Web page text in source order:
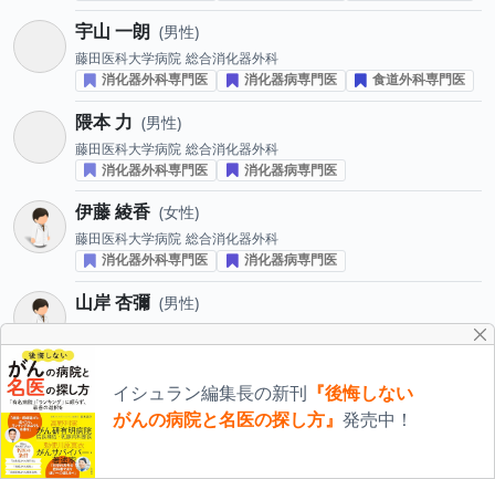
宇山 一朗 男性
藤田医科大学病院 総合消化器外科
消化器外科専門医
消化器病専門医 食道外科専門医
隈本 力 男性
藤田医科大学病院 総合消化器外科
消化器外科専門医
消化器病専門医
伊藤 綾香 女性
藤田医科大学病院 総合消化器外科
消化器外科専門医
消化器病専門医
山岸 杏彌 男性
藤田医科大学病院 総合消化器外科
消化器外科専門医
大腸肛門病専門医
田中 毅 男性
藤田医科大学病院 総合消化器外科
イシュラン編集長の新刊
『後悔しない
がんの病院と名医の探し方』 発売中！